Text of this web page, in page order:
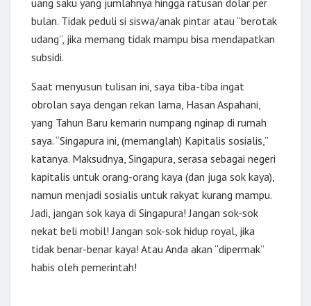
uang saku yang jumlahnya hingga ratusan dolar per
bulan. Tidak peduli si siswa/anak pintar atau “berotak
udang”, jika memang tidak mampu bisa mendapatkan
subsidi.
Saat menyusun tulisan ini, saya tiba-tiba ingat
obrolan saya dengan rekan lama, Hasan Aspahani,
yang Tahun Baru kemarin numpang nginap di rumah
saya. “Singapura ini, (memanglah) Kapitalis sosialis,”
katanya. Maksudnya, Singapura, serasa sebagai negeri
kapitalis untuk orang-orang kaya (dan juga sok kaya),
namun menjadi sosialis untuk rakyat kurang mampu.
Jadi, jangan sok kaya di Singapura! Jangan sok-sok
nekat beli mobil! Jangan sok-sok hidup royal, jika
tidak benar-benar kaya! Atau Anda akan “dipermak”
habis oleh pemerintah!